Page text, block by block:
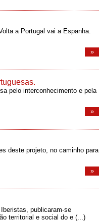
a Portugal vai a Espanha.
»
pelo interconhecimento e pela
»
deste projeto, no caminho para
»
publicaram-se
territorial e social do e (...)